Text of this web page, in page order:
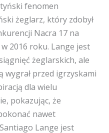
fenomen
żeglarz, który zdobył
Nacra 17 na
2016 roku. Lange jest
żeglarskich, ale
wygrał przed igrzyskami
dla wielu
pokazując, że
nawet
Lange jest